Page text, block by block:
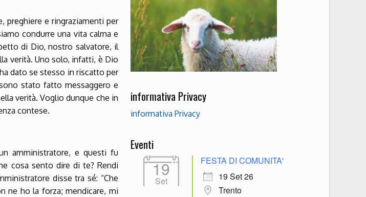
preghiere e ringraziamenti per
condurre una vita calma e
di Dio, nostro salvatore, il
verità. Uno solo, infatti, è Dio
dato se stesso in riscatto per
stato fatto messaggero e
verità. Voglio dunque che in
contese.
amministratore, e questi fu
cosa sento dire di te? Rendi
disse tra sé: “Che
ne ho la forza; mendicare, mi
informativa Privacy
informativa Privacy
Eventi
19
Set
FESTA DI COMUNITA'
19 Set 26
Trento